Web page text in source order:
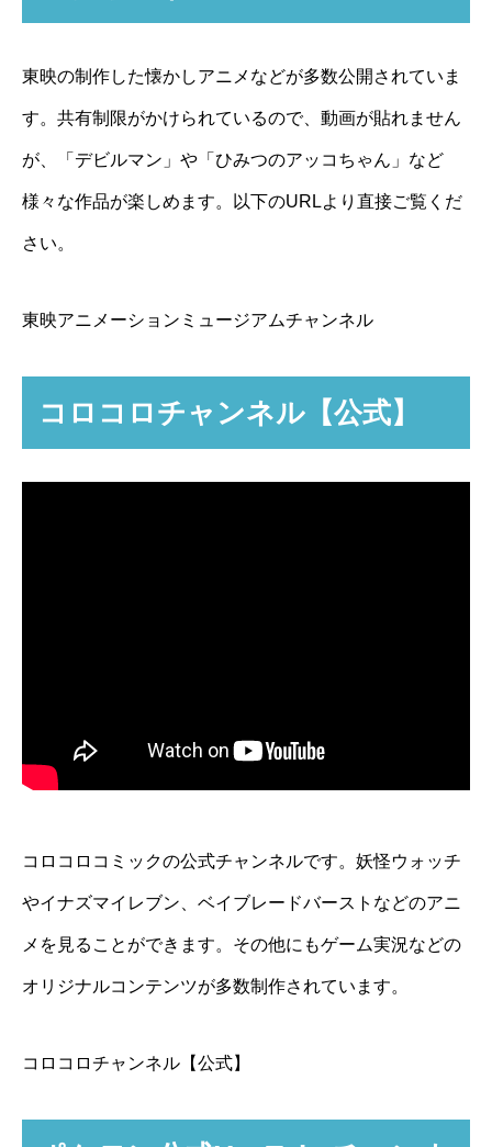
東映の制作した懐かしアニメなどが多数公開されていま
す。共有制限がかけられているので、動画が貼れません
が、「デビルマン」や「ひみつのアッコちゃん」など
様々な作品が楽しめます。以下のURLより直接ご覧くだ
さい。
東映アニメーションミュージアムチャンネル
コロコロチャンネル【公式】
コロコロコミックの公式チャンネルです。妖怪ウォッチ
やイナズマイレブン、ベイブレードバーストなどのアニ
メを見ることができます。その他にもゲーム実況などの
オリジナルコンテンツが多数制作されています。
コロコロチャンネル【公式】